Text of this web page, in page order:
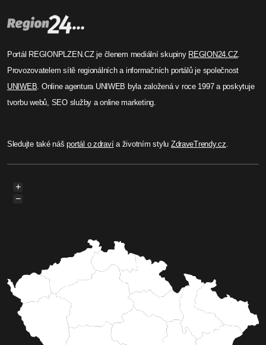
Portál REGIONPLZEN.CZ je členem mediální skupiny REGION24.CZ.
Provozovatelem sítě regionálních a informačních portálů je společnost
UNIWEB. Online agentura UNIWEB byla založená v roce 1997 a poskytuje
tvorbu webů, SEO služby a online marketing.
Sledujte také nášportál o zdravía životním stylu ZdraveTrendy.cz.
+
−